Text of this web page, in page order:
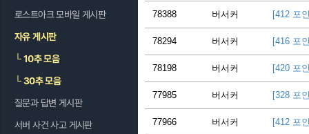
로스트아크 모바일 게시판
자유 게시판
└10추 모음
└30추 모음
질문과 답변 게시판
서버 사건 사고 게시판
78388 버서커 [412 포
78294 버서커 [416 포
78198 버서커 [420 포
77985 버서커 [328 포
77966 버서커 [412 포